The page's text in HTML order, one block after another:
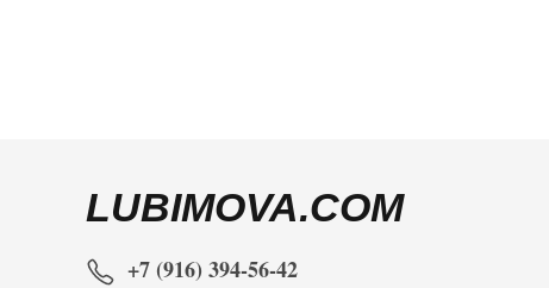
LUBIMOVA.COM
+7 (916) 394-56-42